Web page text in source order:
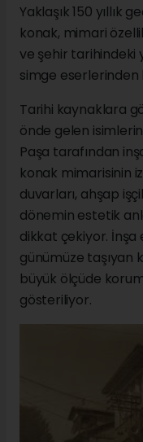
Yaklaşık 150 yıllık
konak, mimari
ve şehir tarihindeki
simge eserlerinden
Tarihi kaynaklara
önde gelen
Paşa tarafından
konak mimarisinin
duvarları, ahşap
dönemin estetik
dikkat çekiyor. İnşa
günümüze taşıyan
büyük ölçüde
gösteriliyor.